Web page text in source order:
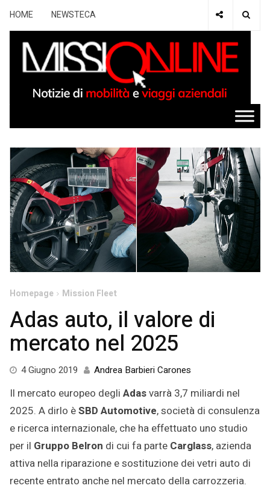
HOME NEWSTECA
Homepage Mission Fleet
Adas auto, il valore di
mercato nel 2025
4 Giugno 2019 30
2019
Andrea Barbieri Carones
Il mercato europeo degli Adasvarrà 3,7 miliardi nel
2025. A dirlo èSBD Automotive, società di consulenza
e ricerca internazionale, che ha effettuato uno studio
per il Gruppo Belron di cui fa parte Carglass, azienda
attiva nella riparazione e sostituzione dei vetri auto di
recente entrato anche nel mercato della carrozzeria.